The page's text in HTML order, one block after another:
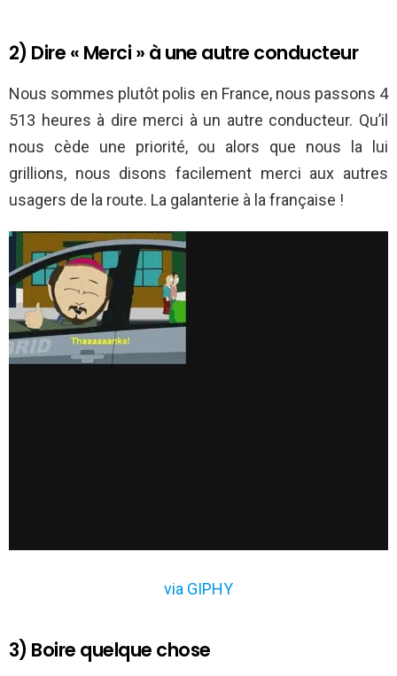
2) Dire « Merci » à une autre conducteur
Nous sommes plutôt polis en France, nous passons 4
513 heures à dire merci à un autre conducteur. Qu’il
nous cède une priorité, ou alors que nous la lui
grillions, nous disons facilement merci aux autres
usagers de la route. La galanterie à la française !
via GIPHY
3) Boire quelque chose